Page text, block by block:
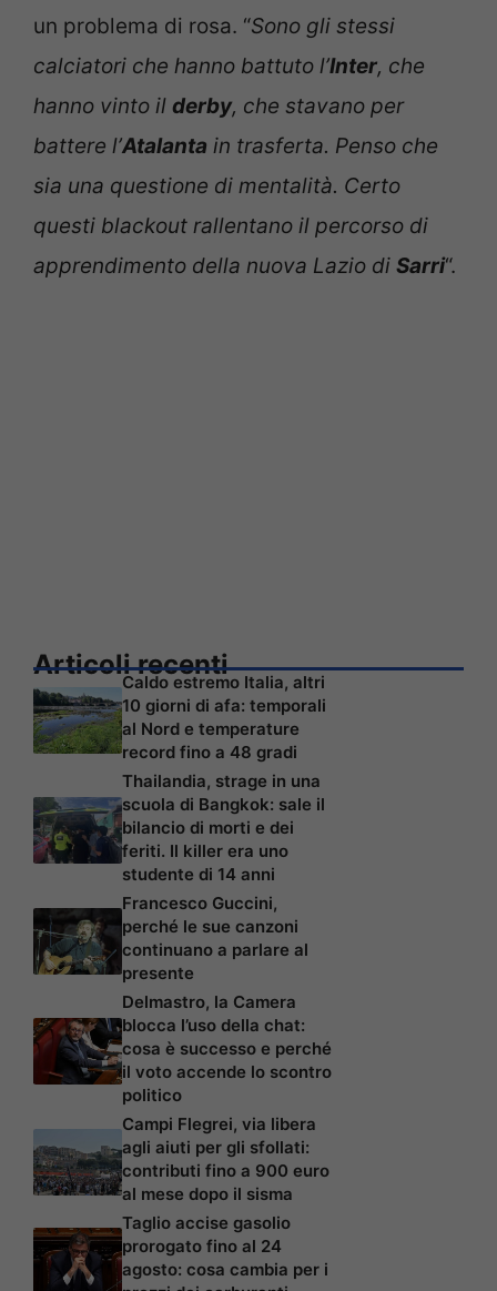
un problema di rosa. “Sono gli stessi
calciatori che hanno battuto l’Inter, che
hanno vinto il derby, che stavano per
battere l’Atalanta in trasferta. Penso che
sia una questione di mentalità. Certo
questi blackout rallentano il percorso di
apprendimento della nuova Lazio di Sarri“.
Articoli recenti
Caldo estremo Italia, altri
10 giorni di afa: temporali
al Nord e temperature
record fino a 48 gradi
Thailandia, strage in una
scuola di Bangkok: sale il
bilancio di morti e dei
feriti. Il killer era uno
studente di 14 anni
Francesco Guccini,
perché le sue canzoni
continuano a parlare al
presente
Delmastro, la Camera
blocca l’uso della chat:
cosa è successo e perché
il voto accende lo scontro
politico
Campi Flegrei, via libera
agli aiuti per gli sfollati:
contributi fino a 900 euro
al mese dopo il sisma
Taglio accise gasolio
prorogato fino al 24
agosto: cosa cambia per i